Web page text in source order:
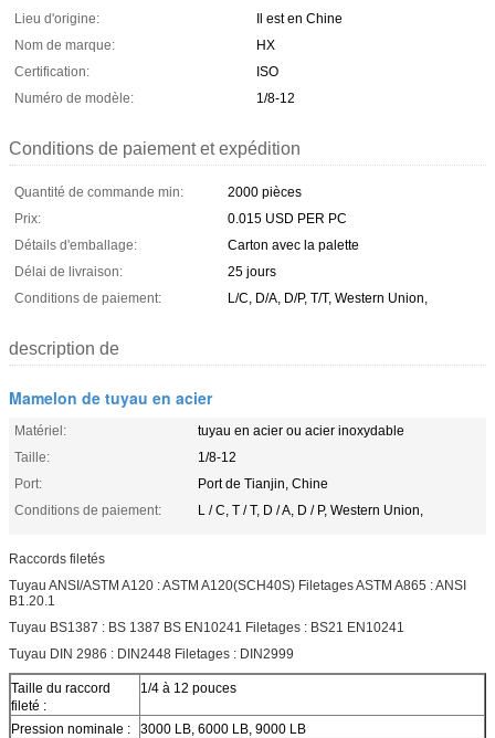
Lieu d'origine:
Il est en Chine
Nom de marque:
HX
Certification:
ISO
Numéro de modèle:
1/8-12
Conditions de paiement et expédition
Quantité de commande min:
2000 pièces
Prix:
0.015 USD PER PC
Détails d'emballage:
Carton avec la palette
Délai de livraison:
25 jours
Conditions de paiement:
L/C, D/A, D/P, T/T, Western Union,
description de
Mamelon de tuyau en acier
Matériel:
tuyau en acier ou acier inoxydable
Taille:
1/8-12
Port:
Port de Tianjin, Chine
Conditions de paiement:
L / C, T / T, D / A, D / P, Western Union,
Raccords filetés
Tuyau ANSI/ASTM A120 : ASTM A120(SCH40S) Filetages ASTM A865 : ANSI
B1.20.1
Tuyau BS1387 : BS 1387 BS EN10241 Filetages : BS21 EN10241
Tuyau DIN 2986 : DIN2448 Filetages : DIN2999
Taille du raccord
fileté :
1/4 à 12 pouces
Pression nominale :
3000 LB, 6000 LB, 9000 LB